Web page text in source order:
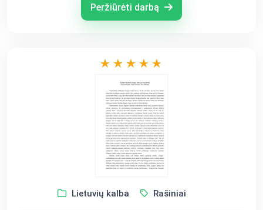
Peržiūrėti darbą
Lietuvių kalba Rašiniai